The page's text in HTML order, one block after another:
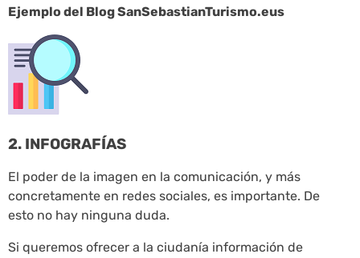
Ejemplo del Blog SanSebastianTurismo.eus
2. INFOGRAFÍAS
El poder de la imagen en la comunicación, y más
concretamente en redes sociales, es importante. De
esto no hay ninguna duda.
Si queremos ofrecer a la ciudanía información de